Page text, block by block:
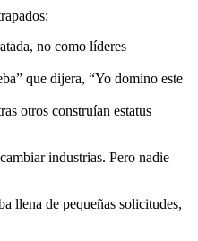
no como líderes
que dijera, “Yo domino este
otros construían estatus
industrias. Pero nadie
llena de pequeñas solicitudes,